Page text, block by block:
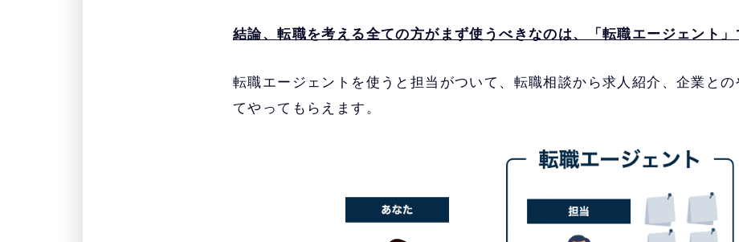
結論、転職を考える全ての方がまず使うべきなのは、「転職エージェント」
転職エージェントを使うと担当がついて、転職相談から求人紹介、企業との
てやってもらえます。